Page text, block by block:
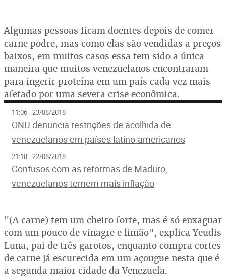
Algumas pessoas ficam doentes depois de comer
carne podre, mas como elas são vendidas a preços
baixos, em muitos casos essa tem sido a única
maneira que muitos venezuelanos encontraram
para ingerir proteína em um país cada vez mais
afetado por uma severa crise econômica.
11:06 - 23/08/2018
ONU denuncia restrições de acolhida de
venezuelanos em países latino-americanos
21:18 - 22/08/2018
Confusos com as reformas de Maduro,
venezuelanos temem mais inflação
"(A carne) tem um cheiro forte, mas é só enxaguar
com um pouco de vinagre e limão", explica Yeudis
Luna, pai de três garotos, enquanto compra cortes
de carne já escurecida em um açougue nesta que é
a segunda maior cidade da Venezuela.